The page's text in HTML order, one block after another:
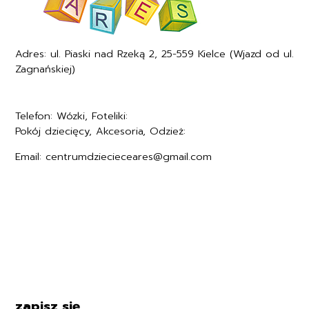
stylowe, idealne do
przechowywania niezbędnych
rzeczy podczas spaceru.
Przeciwsłoneczne
maluszka przed słońcem i
deszczem.
Adres: ul. Piaski nad Rzeką 2, 25-559 Kielce (Wjazd od ul.
Zagnańskiej)
Telefon: Wózki, Foteliki:
Pokój dziecięcy, Akcesoria, Odzież:
Email: centrumdziecieceares@gmail.com